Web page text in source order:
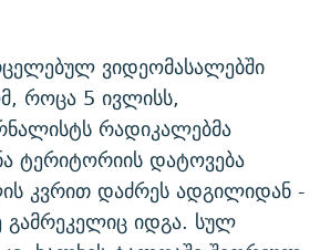
ვიდეომასალებში
როცა 5 ივლისს,
რადიკალებმა
ტერიტორიის დატოვება
კვრით დაძრეს ადგილიდან -
გამრეკელიც იდგა. სულ